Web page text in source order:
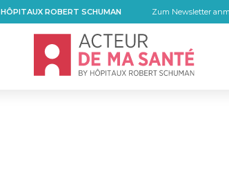
HÔPITAUX ROBERT SCHUMAN Zum Newsletter
Accueil - Acteur de ma santé, by